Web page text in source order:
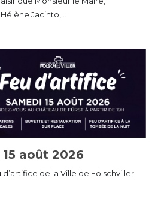
Jacinto,...
août 2026
de la Ville de Folschviller